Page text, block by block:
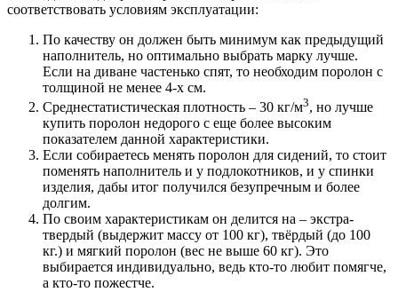
соответствовать условиям эксплуатации:
По качеству он должен быть минимум как предыдущий
наполнитель, но оптимально выбрать марку лучше.
Если на диване частенько спят, то необходим поролон с
толщиной не менее 4-х см.
Среднестатистическая плотность – 30 кг/м3, но лучше
купить поролон недорого с еще более высоким
показателем данной характеристики.
Если собираетесь менять поролон для сидений, то стоит
поменять наполнитель и у подлокотников, и у спинки
изделия, дабы итог получился безупречным и более
долгим.
По своим характеристикам он делится на – экстра-
твердый (выдержит массу от 100 кг), твёрдый (до 100
кг.) и мягкий поролон (вес не выше 60 кг). Это
выбирается индивидуально, ведь кто-то любит помягче,
а кто-то пожестче.